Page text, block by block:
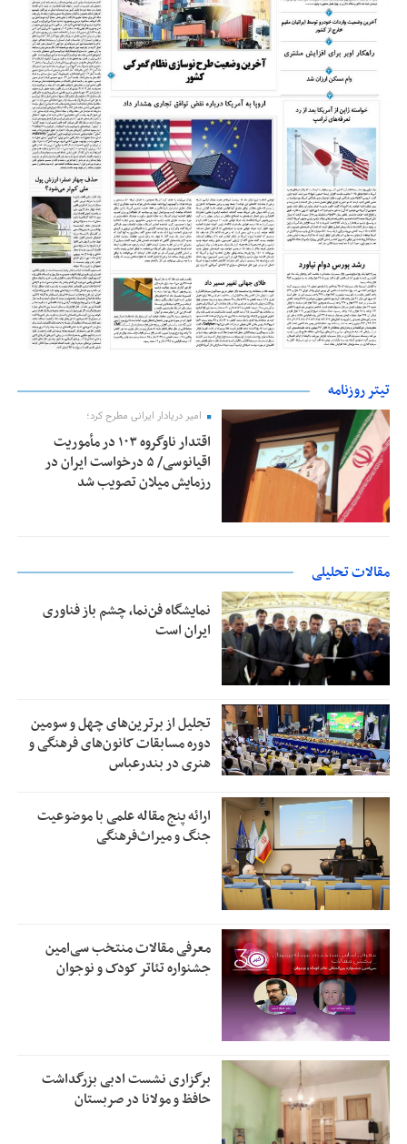
تیتر روزنامه
امیر دریادار ایرانی مطرح کرد؛
اقتدار ناوگروه ۱۰۳ در مأموریت‌
اقیانوسی/ ۵ درخواست ایران در
رزمایش میلان تصویب شد
مقالات تحلیلی
نمایشگاه فن‌نما، چشم باز فناوری
ایران است
تجلیل از بر‌ترین‌های چهل و سومین
دوره مسابقات کانون‌های فرهنگی و
هنری در بندرعباس
ارائه پنج مقاله علمی با موضوعیت
جنگ و میراث‌فرهنگی
معرفی مقالات منتخب سی‌امین
جشنواره تئاتر کودک و نوجوان
برگزاری نشست ادبی بزرگداشت
حافظ و مولانا در صربستان